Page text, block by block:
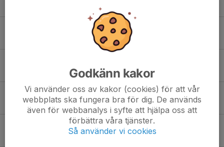
0
14 mar 2024 0
Vinst i andra dm matchen
13 mar 2024 0
|| NYFÖRVÄRV ||
13 mar 2024 0
Godkänn kakor
Vi använder oss av kakor (cookies) för att vår
webbplats ska fungera bra för dig. De används
även för webbanalys i syfte att hjälpa oss att
förbättra våra tjänster.
Så använder vi cookies